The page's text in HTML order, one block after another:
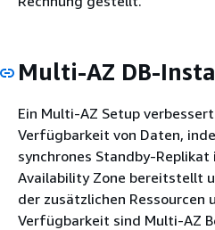
Multi-AZ DB-
Ein Multi-AZ Setup
Verfügbarkeit von Daten,
synchrones Standby-Replikat
Availability Zone bereitstellt
der zusätzlichen Ressourcen
Verfügbarkeit sind Multi-AZ